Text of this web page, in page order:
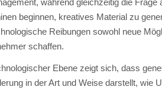
während gleichzeitig die
beginnen, kreatives Material zu
Reibungen sowohl neue
schaffen.
Ebene zeigt sich, dass
in der Art und Weise darstellt, wie